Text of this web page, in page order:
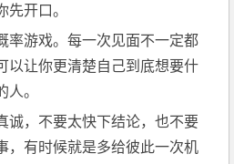
先开口。
率游戏。每一次见面不一定都
以让你更清楚自己到底想要什
人。
诚，不要太快下结论，也不要
，有时候就是多给彼此一次机